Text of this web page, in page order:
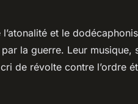
et le
la guerre. Leur musique,
de révolte contre l’ordre